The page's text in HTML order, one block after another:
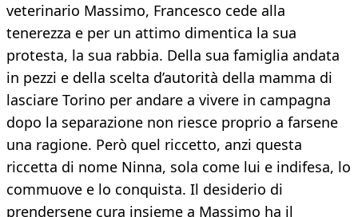
veterinario Massimo, Francesco cede alla
tenerezza e per un attimo dimentica la sua
protesta, la sua rabbia. Della sua famiglia andata
in pezzi e della scelta d’autorità della mamma di
lasciare Torino per andare a vivere in campagna
dopo la separazione non riesce proprio a farsene
una ragione. Però quel riccetto, anzi questa
riccetta di nome Ninna, sola come lui e indifesa, lo
commuove e lo conquista. Il desiderio di
prendersene cura insieme a Massimo ha il